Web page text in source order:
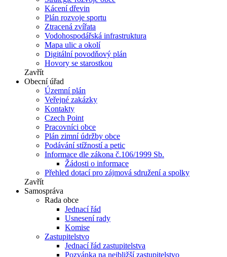
Kácení dřevin
Plán rozvoje sportu
Ztracená zvířata
Vodohospodářská infrastruktura
Mapa ulic a okolí
Digitální povodňový plán
Hovory se starostkou
Zavřít
Obecní úřad
Územní plán
Veřejné zakázky
Kontakty
Czech Point
Pracovníci obce
Plán zimní údržby obce
Podávání stížností a petic
Informace dle zákona č.106/1999 Sb.
Žádosti o informace
Přehled dotací pro zájmová sdružení a spolky
Zavřít
Samospráva
Rada obce
Jednací řád
Usnesení rady
Komise
Zastupitelstvo
Jednací řád zastupitelstva
Pozvánka na nejbližší zastupitelstvo